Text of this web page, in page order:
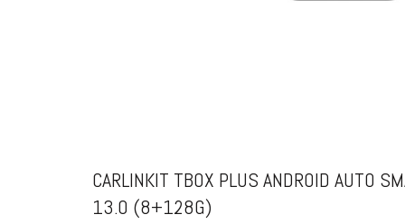
CARLINKIT TBOX PLUS ANDROID AUTO
13.0 (8+128G)